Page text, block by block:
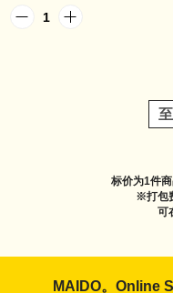
1
标价为1件
※打包
可
MAIDO。Online